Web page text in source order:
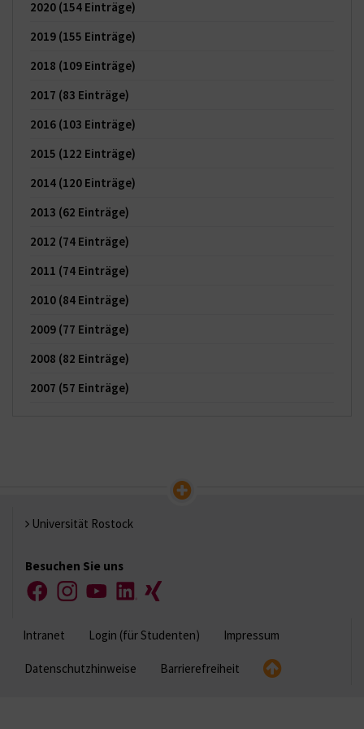
2020 (154 Einträge)
2019 (155 Einträge)
2018 (109 Einträge)
2017 (83 Einträge)
2016 (103 Einträge)
2015 (122 Einträge)
2014 (120 Einträge)
2013 (62 Einträge)
2012 (74 Einträge)
2011 (74 Einträge)
2010 (84 Einträge)
2009 (77 Einträge)
2008 (82 Einträge)
2007 (57 Einträge)
Universität Rostock
Besuchen Sie uns
FacebookInstagramYouTubeLinkedIn
Xing
Intranet Login (für Studenten) Impressum
Datenschutzhinweise Barrierefreiheit